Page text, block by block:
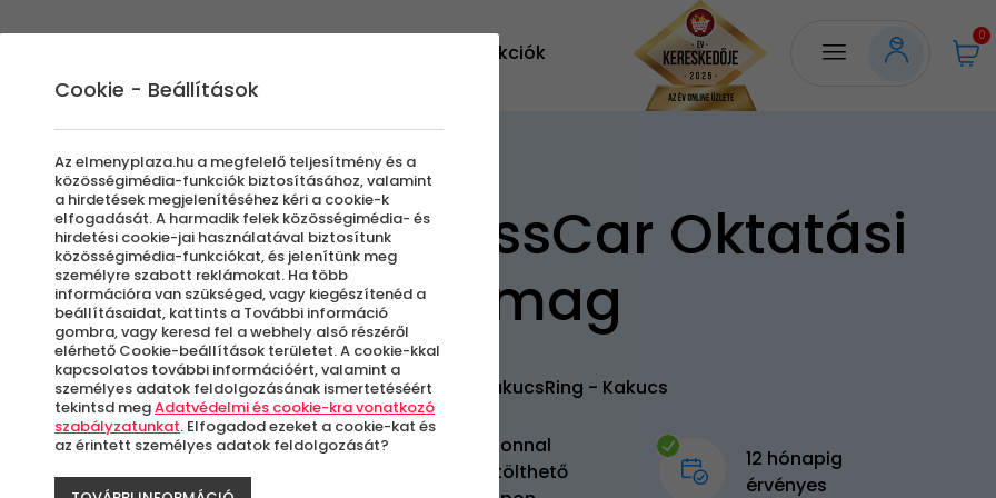
Akciók
0
CrossCar Oktatási
csomag
KakucsRing - Kakucs
Azonnal
letölthető
12 hónapig
érvényes
Cookie - Beállítások
Az elmenyplaza.hu a megfelelő teljesítmény és a
közösségimédia-funkciók biztosításához, valamint
a hirdetések megjelenítéséhez kéri a cookie-k
elfogadását. A harmadik felek közösségimédia- és
hirdetési cookie-jai használatával biztosítunk
közösségimédia-funkciókat, és jelenítünk meg
személyre szabott reklámokat. Ha több
információra van szükséged, vagy kiegészítenéd a
beállításaidat, kattints a További információ
gombra, vagy keresd fel a webhely alsó részéről
elérhető Cookie-beállítások területet. A cookie-kkal
kapcsolatos további információért, valamint a
személyes adatok feldolgozásának ismertetéséért
tekintsd megAdatvédelmi és cookie-kra vonatkozó
szabályzatunkat. Elfogadod ezeket a cookie-kat és
az érintett személyes adatok feldolgozását?